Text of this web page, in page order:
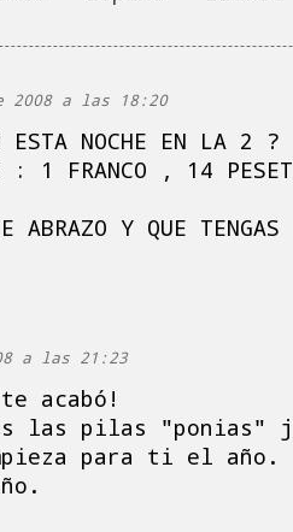
2008 a las 18:20
ESTA NOCHE EN
: 1 FRANCO , 14
ABRAZO Y QUE
a las 21:23
acabó!
las pilas "ponias"
para ti el año.